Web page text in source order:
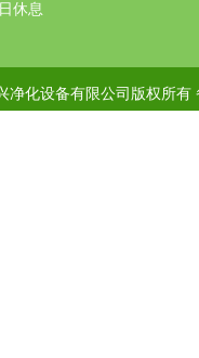
休息
净化设备有限公司版权所有